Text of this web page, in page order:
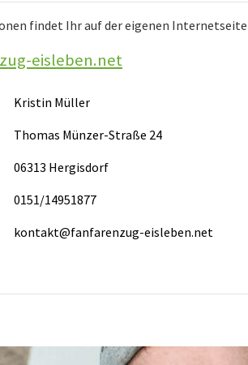
findet Ihr auf der eigenen Internetseite
eisleben.net
Kristin Müller
Thomas Münzer-Straße 24
06313 Hergisdorf
0151/14951877
kontakt@fanfarenzug-eisleben.net